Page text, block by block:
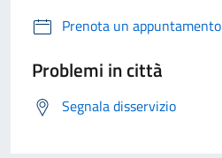
Prenota un appuntamento
Problemi in città
Segnala disservizio